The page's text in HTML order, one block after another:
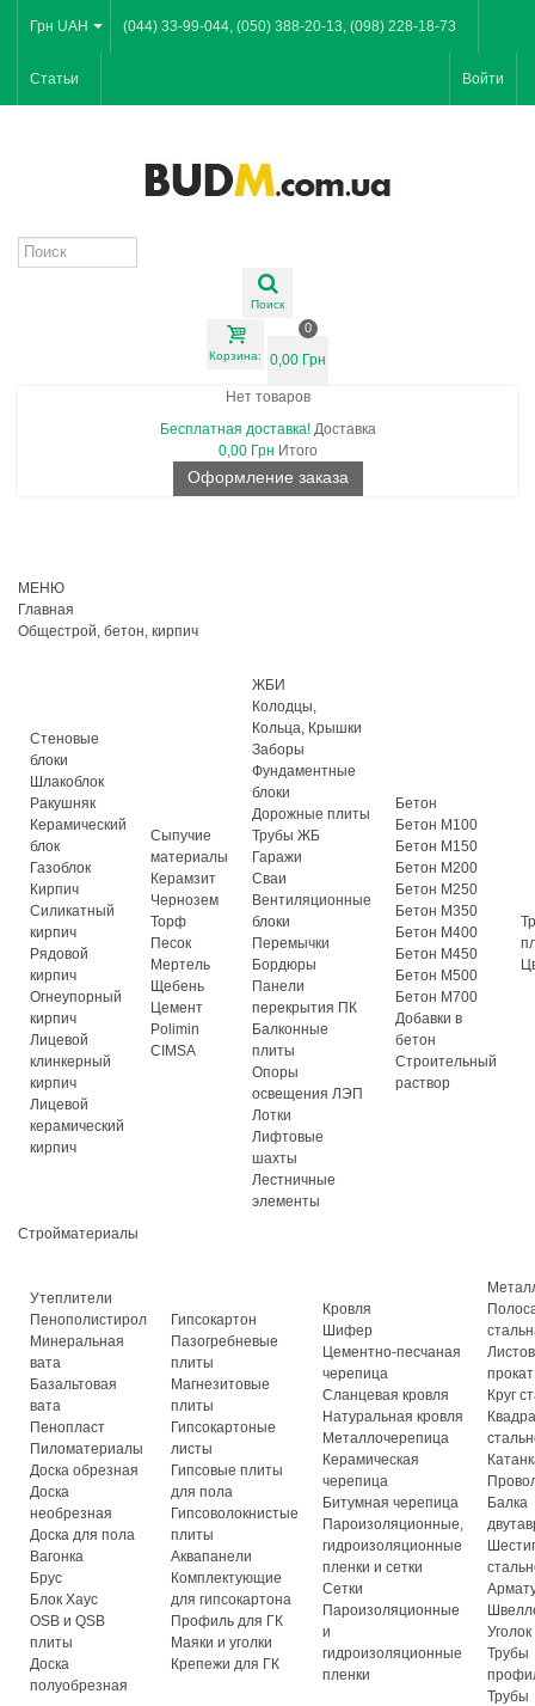
Грн UAH (044) 33-99-044, (050) 388-20-13, (098) 228-18-73
Статьи Войти
Поиск
Корзина:
0
0,00 Грн
Нет товаров
Бесплатная доставка! Доставка
0,00 Грн Итого
Оформление заказа
МЕНЮ
Главная
Общестрой, бетон, кирпич
Стеновые
блоки
Шлакоблок
Ракушняк
Керамический
блок
Газоблок
Кирпич
Силикатный
кирпич
Рядовой
кирпич
Огнеупорный
кирпич
Лицевой
клинкерный
кирпич
Лицевой
керамический
кирпич
Сыпучие
материалы
Керамзит
Чернозем
Торф
Песок
Мертель
Щебень
Цемент
Polimin
CIMSA
ЖБИ
Колодцы,
Кольца, Крышки
Заборы
Фундаментные
блоки
Дорожные плиты
Трубы ЖБ
Гаражи
Сваи
Вентиляционные
блоки
Перемычки
Бордюры
Панели
перекрытия ПК
Балконные
плиты
Опоры
освещения ЛЭП
Лотки
Лифтовые
шахты
Лестничные
элементы
Бетон
Бетон М100
Бетон М150
Бетон М200
Бетон М250
Бетон М350
Бетон М400
Бетон М450
Бетон М500
Бетон М700
Добавки в
бетон
Строительный
раствор
Стройматериалы
Утеплители
Пенополистирол
Минеральная
вата
Базальтовая
вата
Пенопласт
Пиломатериалы
Доска обрезная
Доска
необрезная
Доска для пола
Вагонка
Брус
Блок Хаус
OSB и QSB
плиты
Доска
полуобрезная
Гипсокартон
Пазогребневые
плиты
Магнезитовые
плиты
Гипсокартоные
листы
Гипсовые плиты
для пола
Гипсоволокнистые
плиты
Аквапанели
Комплектующие
для гипсокартона
Профиль для ГК
Маяки и уголки
Крепежи для ГК
Кровля
Шифер
Цементно-песчаная
черепица
Сланцевая кровля
Натуральная кровля
Металлочерепица
Керамическая
черепица
Битумная черепица
Пароизоляционные,
гидроизоляционные
пленки и сетки
Сетки
Пароизоляционные
и
гидроизоляционные
пленки
прокат
Круг
Балка
Уголок
Трубы
Трубы